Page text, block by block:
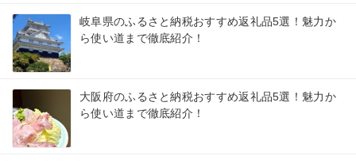
岐阜県のふるさと納税おすすめ返礼品5選！魅力か
ら使い道まで徹底紹介！
大阪府のふるさと納税おすすめ返礼品5選！魅力か
ら使い道まで徹底紹介！